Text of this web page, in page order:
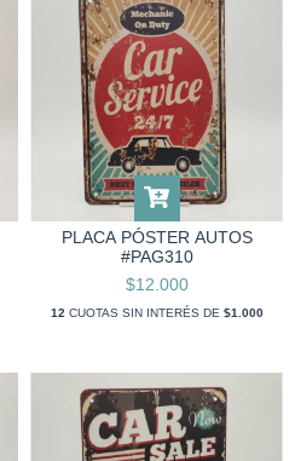
PLACA PÓSTER AUTOS
#PAG310
$12.000
12CUOTAS SIN INTERÉS DE $1.000